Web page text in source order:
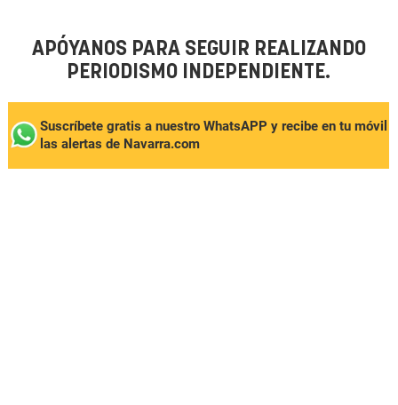
APÓYANOS PARA SEGUIR REALIZANDO
PERIODISMO INDEPENDIENTE.
Suscríbete gratis a nuestro WhatsAPP y recibe en tu móvil
las alertas de Navarra.com